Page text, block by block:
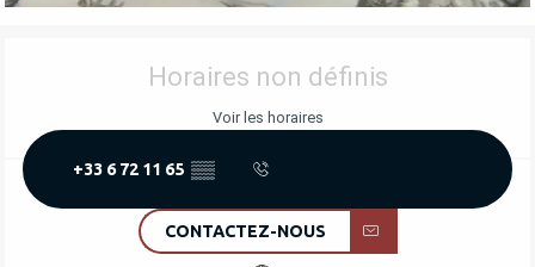
OUVERTURE ET COORDONNÉES
Horaires non définis
Voir les horaires
+33 6 72 11 65 ▒▒
CONTACTEZ-NOUS